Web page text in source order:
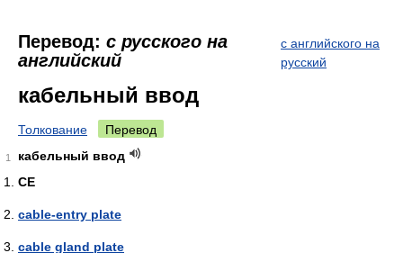
Перевод: с русского на
английский
с английского на
русский
кабельный ввод
Толкование Перевод
1
кабельный ввод
CE
cable-entry plate
cable gland plate